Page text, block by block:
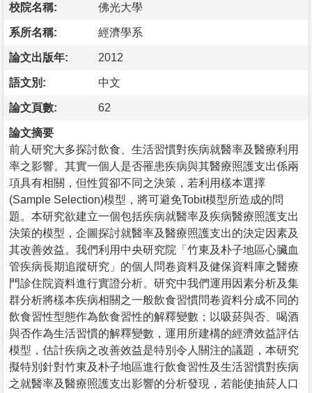
校院名稱: 佛光大學
系所名稱: 經濟學系
論文出版年: 2012
語文別: 中文
論文頁數: 62
論文摘要
前人研究大多探討飲食、生活習慣對疾病就醫率及醫療利用
率之影響。其實一個人是否罹患疾病與其醫療照護支出係兩
項具有相關，但性質卻不同之決策，若利用樣本選擇
(Sample Selection)模型，將可避免Tobit模型所造成的問
題。本研究欲建立一個包括疾病就醫率及疾病醫療照護支出
決策的模型，企圖探討就醫率及醫療照護支出的決定因素及
其改善效益。我們利用中央研究院「竹東及朴子地區心臟血
管疾病長期追蹤研究」的個人問卷資料及健保資料庫之醫療
門診住院資料進行實證分析。研究中我們運用因素分析及集
群分析將樣本疾病相關之一般飲食習慣問卷資料分成不同的
飲食習性型態作為飲食習性的解釋變數；以吸菸與否、喝酒
與否作為生活習慣的解釋變數，運用所建構的經濟效益評估
模型，估計疾病之改善效益是特別令人關注的議題，本研究
擬特別針對竹東及朴子地區進行飲食習性及生活習慣對疾病
之就醫率及醫療照護支出影響的分析發現，若能使抽菸人口